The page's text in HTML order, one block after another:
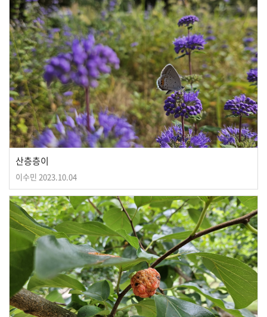
산층층이
이수민 2023.10.04